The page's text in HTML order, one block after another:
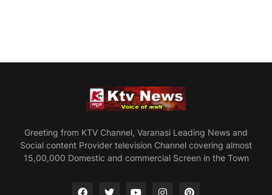
Greeting from KTV Channel, Varanasi Leading News and
Social content Provider television Channel covering almost
15,00,000 Domestic and commercial Screen in the Town